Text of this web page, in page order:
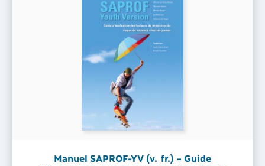
Manuel SAPROF-YV (v. fr.) – Guide